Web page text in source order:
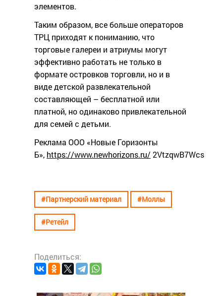
элементов.
Таким образом, все больше операторов
ТРЦ приходят к пониманию, что
торговые галереи и атриумы могут
эффективно работать не только в
формате островков торговли, но и в
виде детской развлекательной
составляющей – бесплатной или
платной, но одинаково привлекательной
для семей с детьми.
Реклама ООО «Новые Горизонты
Б», https://www.newhorizons.ru/ 2VtzqwB7Wcs
#Партнерский материал #Моллы
#Ретейл
Поделиться: